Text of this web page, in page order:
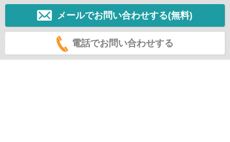
メールでお問い合わせする(無料)
電話でお問い合わせする